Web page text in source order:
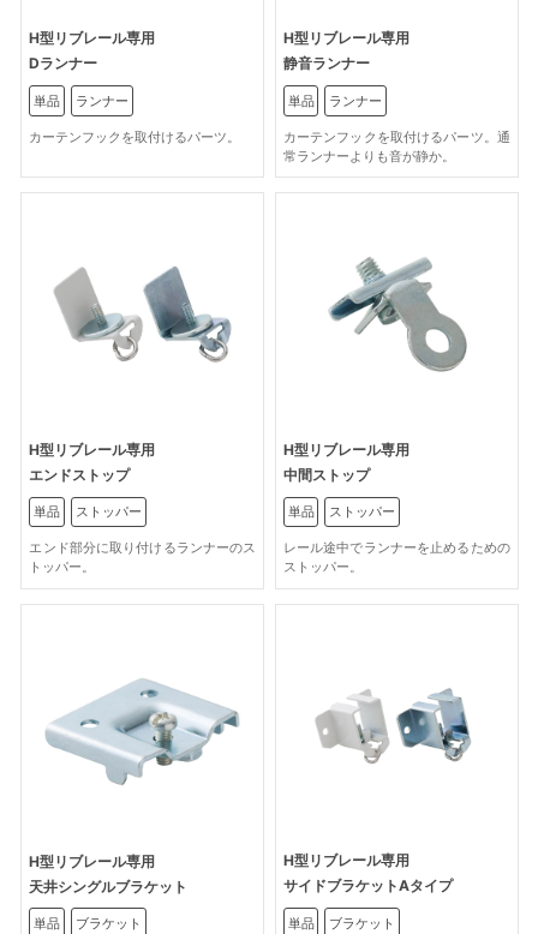
H型リブレール専用
Dランナー
単品 ランナー
カーテンフックを取付けるパーツ。
H型リブレール専用
静音ランナー
単品 ランナー
カーテンフックを取付けるパーツ。通
常ランナーよりも音が静か。
H型リブレール専用
エンドストップ
単品 ストッパー
エンド部分に取り付けるランナーのス
トッパー。
H型リブレール専用
中間ストップ
単品 ストッパー
レール途中でランナーを止めるための
ストッパー。
H型リブレール専用
天井シングルブラケット
単品 ブラケット
H型リブレール専用
サイドブラケットAタイプ
単品 ブラケット